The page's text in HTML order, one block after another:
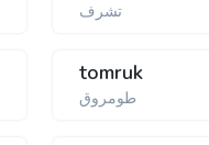
تشرف
tomruk
طومروق